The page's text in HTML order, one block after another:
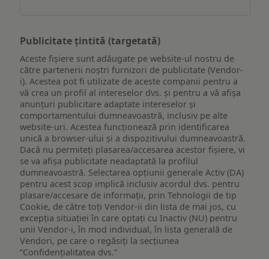
Publicitate țintită (targetată)
Aceste fișiere sunt adăugate pe website-ul nostru de
către partenerii noștri furnizori de publicitate (Vendor-
i). Acestea pot fi utilizate de aceste companii pentru a
vă crea un profil al intereselor dvs. și pentru a vă afișa
anunțuri publicitare adaptate intereselor și
comportamentului dumneavoastră, inclusiv pe alte
website-uri. Acestea funcționează prin identificarea
unică a browser-ului și a dispozitivului dumneavoastră.
Dacă nu permiteți plasarea/accesarea acestor fișiere, vi
se va afișa publicitate neadaptată la profilul
dumneavoastră. Selectarea opțiunii generale Activ (DA)
pentru acest scop implică inclusiv acordul dvs. pentru
plasare/accesare de informații, prin Tehnologii de tip
Cookie, de către toți Vendor-ii din lista de mai jos, cu
excepția situației în care optați cu Inactiv (NU) pentru
unii Vendor-i, în mod individual, în lista generală de
Vendori, pe care o regăsiți la secțiunea
“Confidențialitatea dvs.”